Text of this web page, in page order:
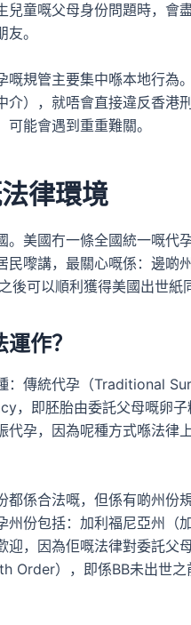
兒童嘅父母身份問題時，會
。
嘅規管主要集中喺本地行為
），就唔會直接違反香港
能會遇到重重難關。
律環境
。美國冇一條全國統一嘅代
民嚟講，最關心嘅係：邊
後可以順利獲得美國出世紙
作？
：傳統代孕（Traditional
，即胚胎由委託父母嘅卵子
代孕，因為呢種方式喺法
都係合法嘅，但係有啲州份
州份包括：加利福尼亞州（
迎，因為佢嘅法律對委託父
Order），即係BB未出世